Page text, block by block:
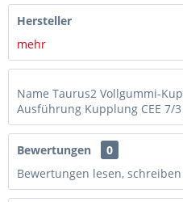
Hersteller
mehr
Name Taurus2 Vollgummi-
Ausführung Kupplung CEE 7/3
Bewertungen
0
Bewertungen lesen,